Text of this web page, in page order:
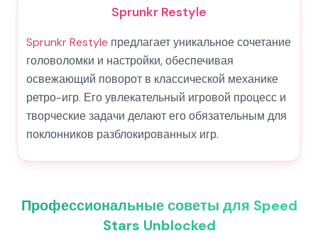
Sprunkr Restyle
Sprunkr Restyle предлагает уникальное сочетание
головоломки и настройки, обеспечивая
освежающий поворот в классической механике
ретро-игр. Его увлекательный игровой процесс и
творческие задачи делают его обязательным для
поклонников разблокированных игр.
Профессиональные советы для Speed
Stars Unblocked